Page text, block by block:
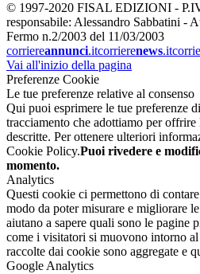
© 1997-2020 FISAL EDIZIONI -
responsabile: Alessandro Sabbatini -
Fermo n.2/2003 del 11/03/2003
corriereannunci.itcorrierenews.it
Vai all'inizio della pagina
Preferenze Cookie
Le tue preferenze relative al consenso
Qui puoi esprimere le tue preferenze
tracciamento che adottiamo per
descritte. Per ottenere ulteriori
Cookie Policy.Puoi rivedere e
momento.
Analytics
Questi cookie ci permettono di
modo da poter misurare e migliorare
aiutano a sapere quali sono le pagine
come i visitatori si muovono intorno
raccolte dai cookie sono aggregate e
Google Analytics